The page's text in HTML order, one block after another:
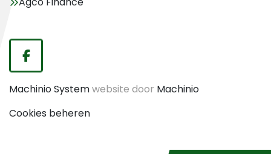
facebook
Machinio Systemwebsite door Machinio
Cookies beheren